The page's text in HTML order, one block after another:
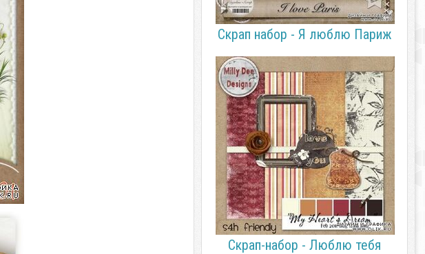
Скрап набор - Я люблю Париж
Скрап-набор - Люблю тебя